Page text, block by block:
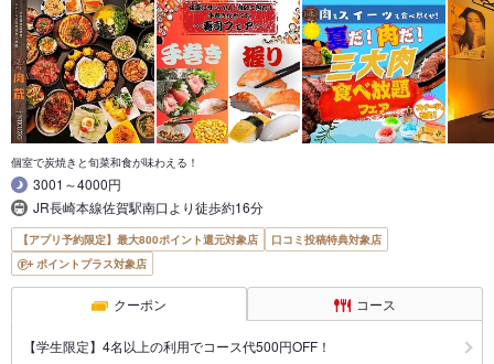
個室で炭焼きと旬菜和食が味わえる！
3001～4000円
JR長崎本線佐賀駅南口より徒歩約16分
【アプリ予約限定】最大800ポイント還元対象店
口コミ投稿特典対象店
ポイントプラス対象店
クーポン コース
【学生限定】4名以上の利用でコース代500円OFF！